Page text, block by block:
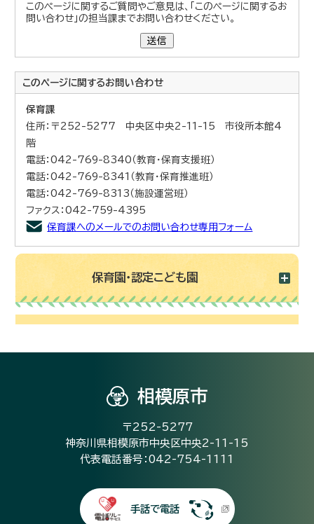
このページに関するご質問やご意見は、「このページに関するお
問い合わせ」の担当課までお問い合わせください。
送信
このページに関するお問い合わせ
保育課
住所：〒252-5277 中央区中央2-11-15 市役所本館4
階
電話：042-769-8340（教育・保育支援班）
電話：042-769-8341（教育・保育推進班）
電話：042-769-8313（施設運営班）
ファクス：042-759-4395
保育課へのメールでのお問い合わせ専用フォーム
保育園・認定こども園
相模原市
〒252-5277
神奈川県相模原市中央区中央2-11-15
代表電話番号：042-754-1111
手話で電話